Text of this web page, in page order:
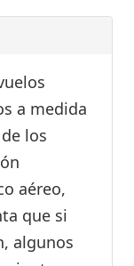
a medida
los
aéreo,
que si
algunos